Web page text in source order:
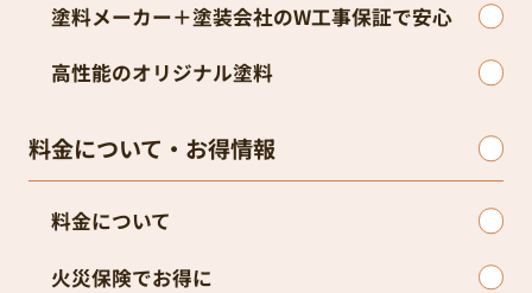
塗料メーカー＋塗装会社のW工事保証で安心
高性能のオリジナル塗料
料金について・お得情報
料金について
火災保険でお得に